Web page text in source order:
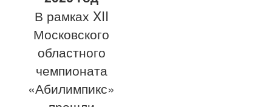
В рамках XII
Московского
областного
чемпионата
«Абилимпикс»